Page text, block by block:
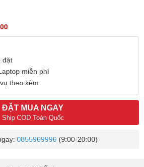
đặt
miễn phí
theo kèm
ĐẶT MUA NGAY
Ship COD Toàn Quốc
0855969996 (9:00-20:00)